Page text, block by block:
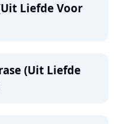
Liefde Voor
(Uit Liefde